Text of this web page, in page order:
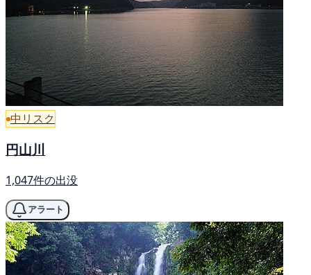
中リスク
円山川
1,047件の出没
アラート